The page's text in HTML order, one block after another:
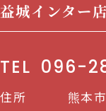
益城インター店
TEL 096-
住所
熊本